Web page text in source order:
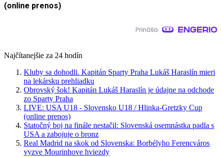
(online prenos)
Najčítanejšie za 24 hodín
Kluby sa dohodli. Kapitán Sparty Praha Lukáš Haraslín mieri
na lekársku prehliadku
Obrovský šok! Kapitán Lukáš Haraslín je údajne na odchode
zo Sparty Praha
LIVE: USA U18 - Slovensko U18 / Hlinka-Gretzky Cup
(online prenos)
Statočný boj na finále nestačil: Slovenská osemnástka padla s
USA a zabojuje o bronz
Real Madrid na skok od Slovenska: Borbélyho Ferencváros
vyzve Mourinhove hviezdy